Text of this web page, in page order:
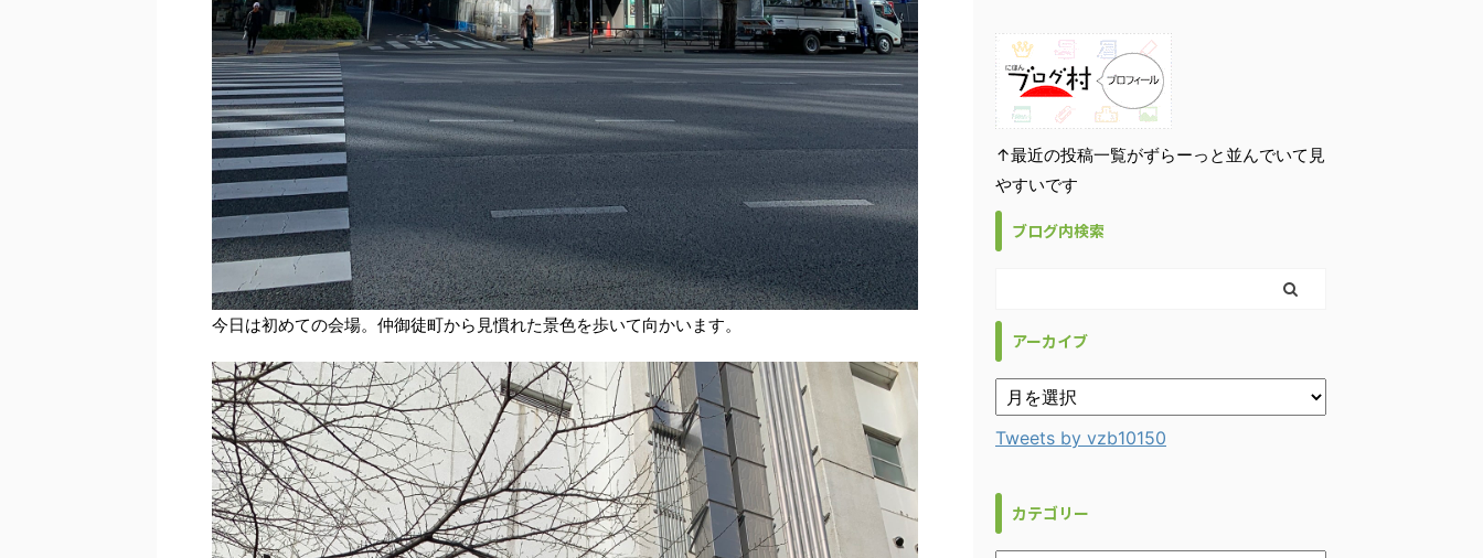
今日は初めての会場。仲御徒町から見慣れた景色を歩いて向かいます。
↑最近の投稿一覧がずらーっと並んでいて見
やすいです
ブログ内検索
アーカイブ
Tweets by vzb10150
カテゴリー